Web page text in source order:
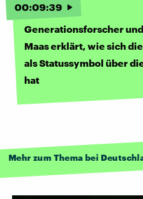
00:09:39
Generationsforscher
Maas erklärt, wie sich
als Statussymbol über
hat
Mehr zum Thema bei